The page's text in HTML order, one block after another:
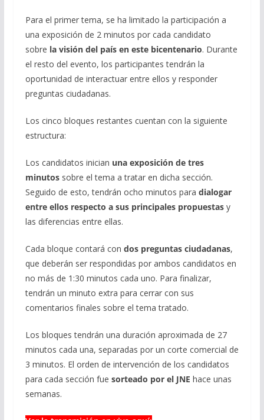
Para el primer tema, se ha limitado la participación a
una exposición de 2 minutos por cada candidato
sobre la visión del país en este bicentenario. Durante
el resto del evento, los participantes tendrán la
oportunidad de interactuar entre ellos y responder
preguntas ciudadanas.
Los cinco bloques restantes cuentan con la siguiente
estructura:
Los candidatos inician una exposición de tres
minutossobre el tema a tratar en dicha sección.
Seguido de esto, tendrán ocho minutos para dialogar
entre ellos respecto a sus principales propuestasy
las diferencias entre ellas.
Cada bloque contará con dos preguntas ciudadanas,
que deberán ser respondidas por ambos candidatos en
no más de 1:30 minutos cada uno. Para finalizar,
tendrán un minuto extra para cerrar con sus
comentarios finales sobre el tema tratado.
Los bloques tendrán una duración aproximada de 27
minutos cada una, separadas por un corte comercial de
3 minutos. El orden de intervención de los candidatos
para cada sección fue sorteado por el JNE hace unas
semanas.